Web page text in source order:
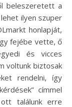
beleszeretett a
ilyen szuper
honlapját,
fejébe vette, ő
és vicces
voltunk biztosak
rendelni, így
címmel
találunk erre